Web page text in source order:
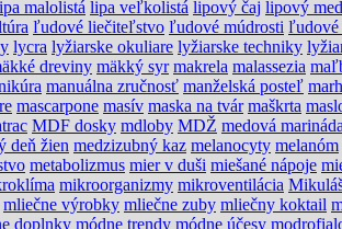
malolistá lipa veľkolistá lipový čaj lipový med
ľudové liečiteľstvo ľudové múdrosti ľudové
lycra lyžiarske okuliare lyžiarske techniky
dreviny mäkký syr makrela malassezia
manuálna zručnosť manželská posteľ
mascarpone masív maska na tvár maškrta
MDF dosky mdloby MDŽ medová marináda
deň žien medzizubný kaz melanocyty melanóm
metabolizmus mier v duši miešané nápoje
mikroorganizmy mikroventilácia
mliečne výrobky mliečne zuby mliečny koktail
doplnky módne trendy módne účesy